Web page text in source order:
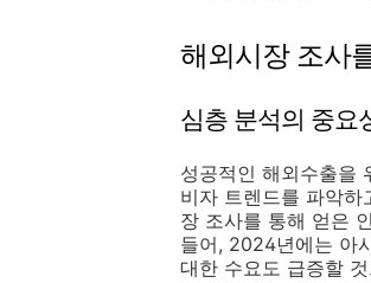
해외시장 조사
심층 분석의 중요
성공적인 해외수출을
비자 트렌드를 파악
장 조사를 통해 얻은
들어, 2024년에는 아
대한 수요도 급증할